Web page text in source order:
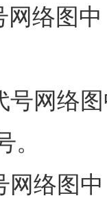
网络图
号网络
网络图